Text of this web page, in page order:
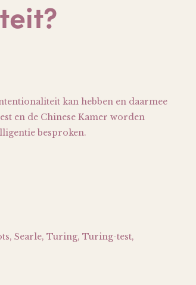
kan hebben en daarmee
en de Chinese Kamer worden
besproken.
Searle, Turing, Turing-test,